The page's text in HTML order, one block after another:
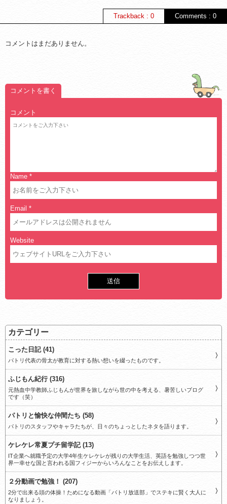
Comments : 0
Trackback : 0
コメントはまだありません。
コメントを書く
コメント
Name *
Email *
Website
カテゴリー
こった日記 (41)
パトリ代表の骨太が教育に対する熱い想いを綴ったものです。
ふじもん紀行 (316)
元熱血中学教師ふじもんが世界を旅しながら世の中を考える、暑苦しいブログ
です（笑）
パトリと愉快な仲間たち (58)
パトリのスタッフやキャラたちが、日々のちょっとしたネタを語ります。
ケレケレ常夏プチ留学記 (13)
IT企業へ就職予定の大学4年生ケレケレが残りの大学生活、英語を勉強しつつ世
界一幸せな国と言われる国フィジーからいろんなことをお伝えします。
２分動画で勉強！ (207)
2分で出来る頭の体操！ためになる動画「パトリ放送部」でステキに賢く大人に
なりましょう。